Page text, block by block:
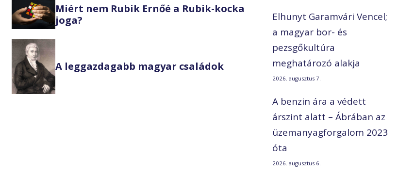
Miért nem Rubik Ernőé a Rubik-kocka
joga?
A leggazdagabb magyar családok
Elhunyt Garamvári Vencel;
a magyar bor- és
pezsgőkultúra
meghatározó alakja
2026. augusztus 7.
A benzin ára a védett
árszint alatt – Ábrában az
üzemanyagforgalom 2023
óta
2026. augusztus 6.